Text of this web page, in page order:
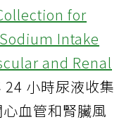
for
Intake
and Renal
24 小時尿液收集
血管和腎臟風